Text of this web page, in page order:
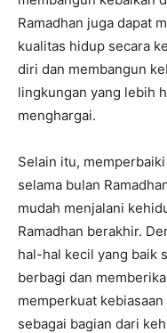
Ramadhan juga dapat
kualitas hidup secara
diri dan membangun
lingkungan yang lebih
menghargai.
Selain itu,
selama bulan
mudah menjalani
Ramadhan berakhir.
hal-hal kecil yang baik
berbagi dan
memperkuat
sebagai bagian dari